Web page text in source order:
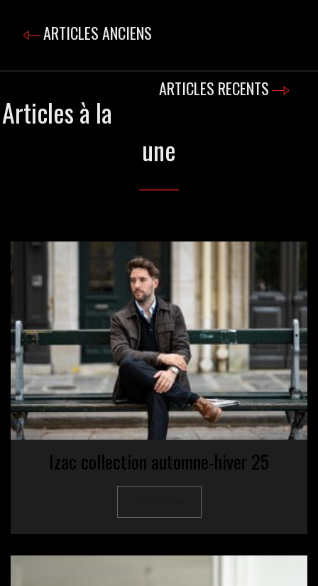
ARTICLES ANCIENS
ARTICLES RECENTS
Articles à la
une
Izac collection automne-hiver 25